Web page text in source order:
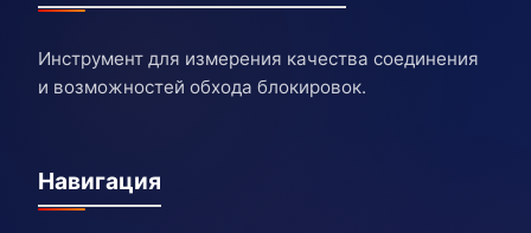
Инструмент для измерения качества соединения
и возможностей обхода блокировок.
Навигация